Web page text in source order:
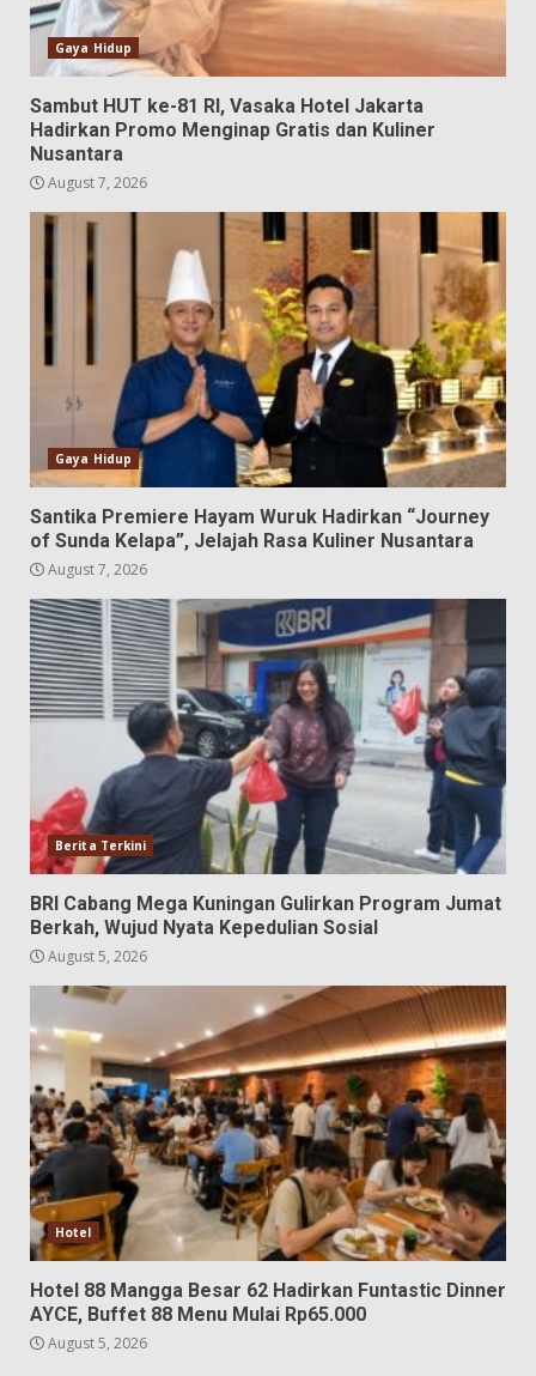
Gaya Hidup
Sambut HUT ke-81 RI, Vasaka Hotel Jakarta
Hadirkan Promo Menginap Gratis dan Kuliner
Nusantara
August 7, 2026
Gaya Hidup
Santika Premiere Hayam Wuruk Hadirkan “Journey
of Sunda Kelapa”, Jelajah Rasa Kuliner Nusantara
August 7, 2026
Berita Terkini
BRI Cabang Mega Kuningan Gulirkan Program Jumat
Berkah, Wujud Nyata Kepedulian Sosial
August 5, 2026
Hotel
Hotel 88 Mangga Besar 62 Hadirkan Funtastic Dinner
AYCE, Buffet 88 Menu Mulai Rp65.000
August 5, 2026